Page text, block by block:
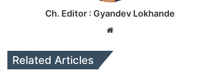
Ch. Editor : Gyandev Lokhande
Related Articles